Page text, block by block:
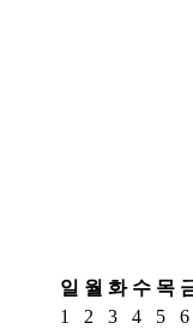
일 월 화 수 목
1
2 3 4 5 6